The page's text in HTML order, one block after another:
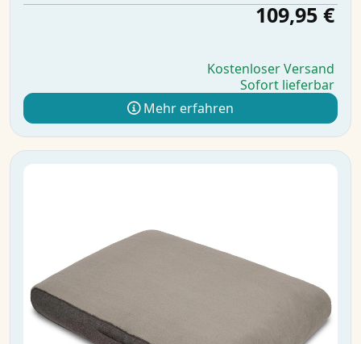
109,95 €
Kostenloser Versand
Sofort lieferbar
Mehr erfahren